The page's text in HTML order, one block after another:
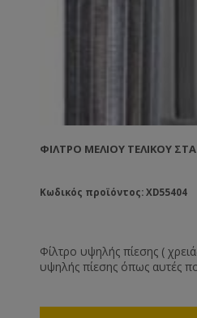
ΦΊΛΤΡΟ ΜΕΛΙΟΎ ΤΕΛΙΚΟΎ
Κωδικός προϊόντος: XD55404
Φίλτρο υψηλής πίεσης (
υψηλής πίεσης όπως αυτές